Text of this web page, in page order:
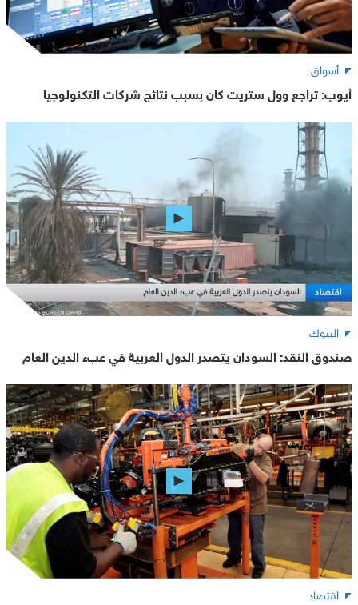
أسواق
أيوب: تراجع وول ستريت كان بسبب نتائج شركات التكنولوجيا
البنوك
صندوق النقد: السودان يتصدر الدول العربية في عبء الدين العام
اقتصاد